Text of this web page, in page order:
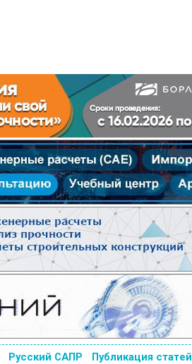
Русский САПР Публикация статей